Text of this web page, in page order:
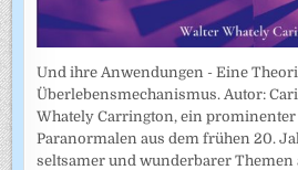
Und ihre Anwendungen - Eine
Überlebensmechanismus. Autor:
Whately Carrington, ein
Paranormalen aus dem frühen 20.
seltsamer und wunderbarer Themen